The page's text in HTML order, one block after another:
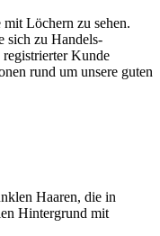
sich zu Handels-
registrierter Kunde
rund um unsere guten